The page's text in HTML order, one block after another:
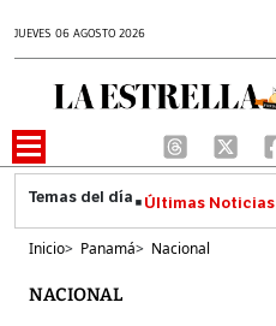
JUEVES 06 AGOSTO 2026
Últimas Noticias
Inicio> Panamá> Nacional
NACIONAL